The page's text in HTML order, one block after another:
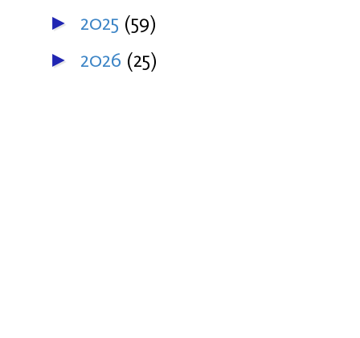
► 2025 (59)
► 2026 (25)